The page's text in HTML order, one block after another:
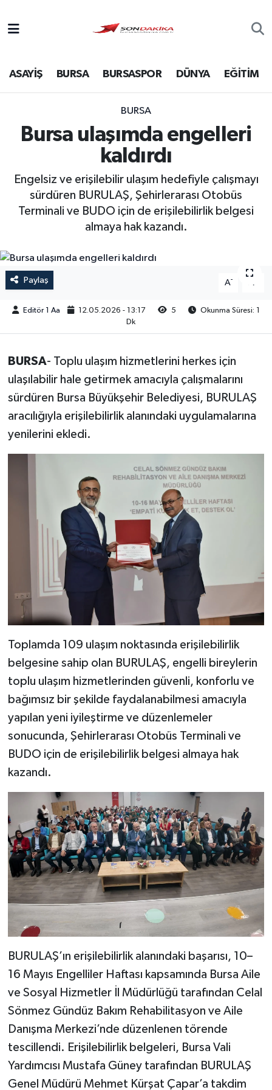
ASAYİŞ BURSA BURSASPOR DÜNYA EĞİTİM
BURSA
Bursa ulaşımda engelleri
kaldırdı
Engelsiz ve erişilebilir ulaşım hedefiyle çalışmayı
sürdüren BURULAŞ, Şehirlerarası Otobüs
Terminali ve BUDO için de erişilebilirlik belgesi
almaya hak kazandı.
Paylaş A-
Editör 1 Aa 12.05.2026 - 13:17 5
Okunma Süresi: 1
Dk
BURSA- Toplu ulaşım hizmetlerini herkes için
ulaşılabilir hale getirmek amacıyla çalışmalarını
sürdüren Bursa Büyükşehir Belediyesi, BURULAŞ
aracılığıyla erişilebilirlik alanındaki uygulamalarına
yenilerini ekledi.
Toplamda 109 ulaşım noktasında erişilebilirlik
belgesine sahip olan BURULAŞ, engelli bireylerin
toplu ulaşım hizmetlerinden güvenli, konforlu ve
bağımsız bir şekilde faydalanabilmesi amacıyla
yapılan yeni iyileştirme ve düzenlemeler
sonucunda, Şehirlerarası Otobüs Terminali ve
BUDO için de erişilebilirlik belgesi almaya hak
kazandı.
BURULAŞ’ın erişilebilirlik alanındaki başarısı, 10–
16 Mayıs Engelliler Haftası kapsamında Bursa Aile
ve Sosyal Hizmetler İl Müdürlüğü tarafından Celal
Sönmez Gündüz Bakım Rehabilitasyon ve Aile
Danışma Merkezi’nde düzenlenen törende
tescillendi. Erişilebilirlik belgeleri, Bursa Vali
Yardımcısı Mustafa Güney tarafından BURULAŞ
Genel Müdürü Mehmet Kürşat Çapar’a takdim
Bursa
Ekonomi
Genel
Magazin
Spor
Video Galeri